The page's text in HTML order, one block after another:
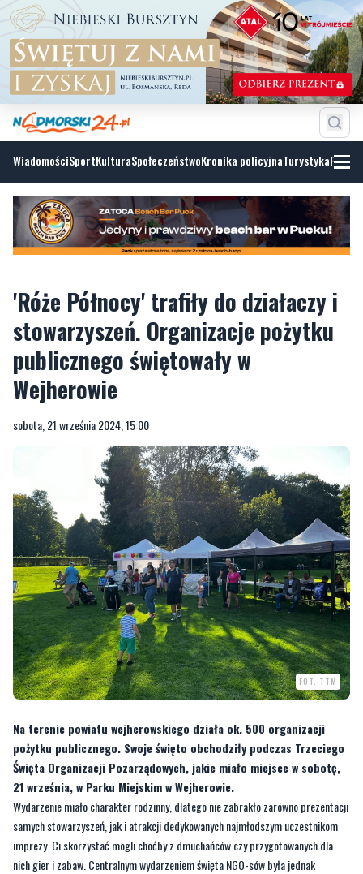
WiadomościSportKulturaSpołeczeństwoKronika policyjnaTurystyka
'Róże Północy' trafiły do działaczy i
stowarzyszeń. Organizacje pożytku
publicznego świętowały w
Wejherowie
sobota, 21 września 2024, 15:00
FOT. TTM
Na terenie powiatu wejherowskiego działa ok. 500 organizacji
pożytku publicznego. Swoje święto obchodziły podczas Trzeciego
Święta Organizacji Pozarządowych, jakie miało miejsce w sobotę,
21 września, w Parku Miejskim w Wejherowie.
Wydarzenie miało charakter rodzinny, dlatego nie zabrakło zarówno prezentacji
samych stowarzyszeń, jak i atrakcji dedykowanych najmłodszym uczestnikom
imprezy. Ci skorzystać mogli choćby z dmuchańców czy przygotowanych dla
nich gier i zabaw. Centralnym wydarzeniem święta NGO-sów była jednak